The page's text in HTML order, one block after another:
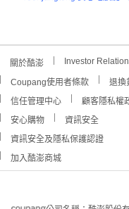
關於酷澎 Investor
Coupang使用者條款
退換
信任管理中心
顧客隱私權
安心購物
資訊安全
資訊安全及隱私保護認證
加入酷澎商城